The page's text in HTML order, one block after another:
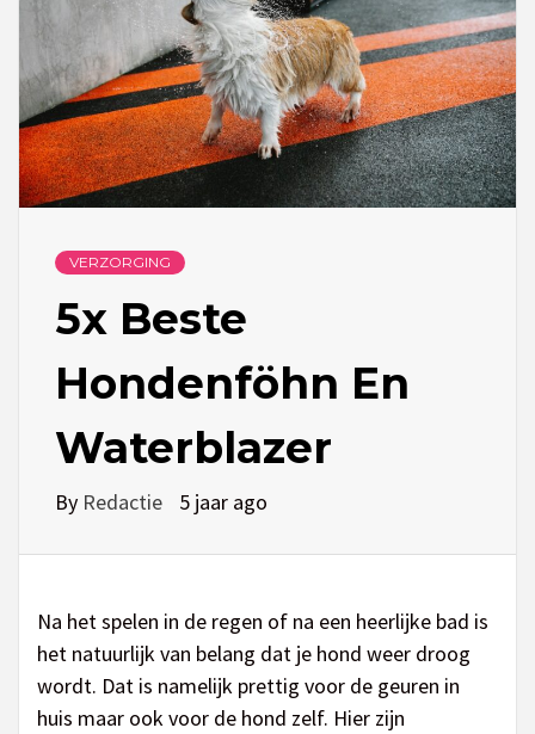
VERZORGING
5x Beste
Hondenföhn En
Waterblazer
By Redactie 5 jaar ago
Na het spelen in de regen of na een heerlijke bad is
het natuurlijk van belang dat je hond weer droog
wordt. Dat is namelijk prettig voor de geuren in
huis maar ook voor de hond zelf. Hier zijn